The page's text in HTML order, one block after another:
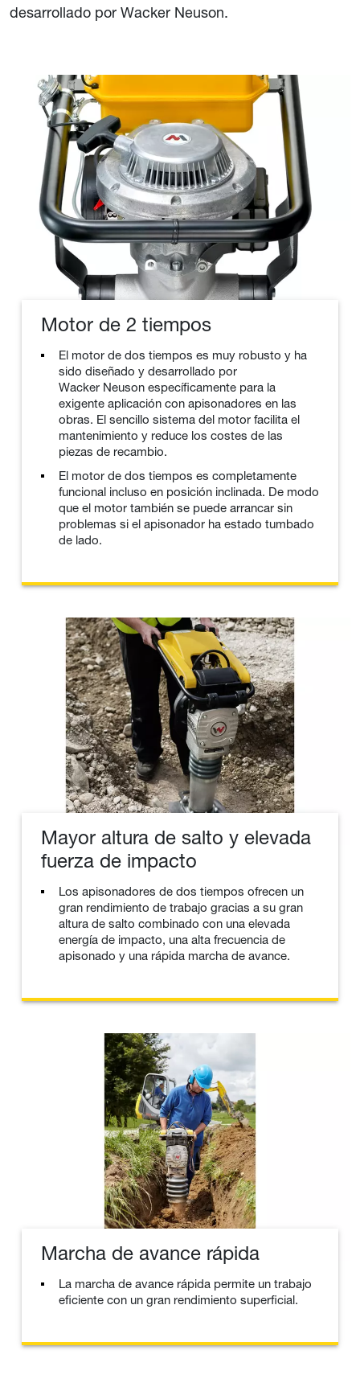
desarrollado por Wacker Neuson.
Motor de 2 tiempos
El motor de dos tiempos es muy robusto y ha
sido diseñado y desarrollado por
Wacker Neuson específicamente para la
exigente aplicación con apisonadores en las
obras. El sencillo sistema del motor facilita el
mantenimiento y reduce los costes de las
piezas de recambio.
El motor de dos tiempos es completamente
funcional incluso en posición inclinada. De modo
que el motor también se puede arrancar sin
problemas si el apisonador ha estado tumbado
de lado.
Mayor altura de salto y elevada
fuerza de impacto
Los apisonadores de dos tiempos ofrecen un
gran rendimiento de trabajo gracias a su gran
altura de salto combinado con una elevada
energía de impacto, una alta frecuencia de
apisonado y una rápida marcha de avance.
Marcha de avance rápida
La marcha de avance rápida permite un trabajo
eficiente con un gran rendimiento superficial.